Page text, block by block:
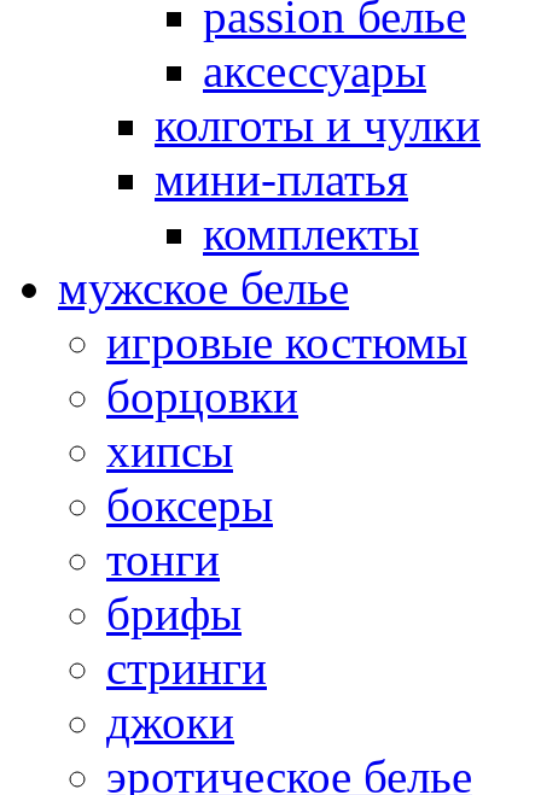
passion белье
аксессуары
колготы и чулки
мини-платья
комплекты
мужское белье
игровые костюмы
борцовки
хипсы
боксеры
тонги
брифы
стринги
джоки
эротическое белье